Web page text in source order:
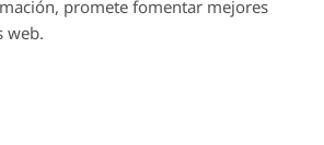
promete fomentar mejores
web.